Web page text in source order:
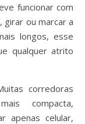
funcionar com
ou marcar a
longos, esse
qualquer atrito
corredoras
compacta,
apenas celular,